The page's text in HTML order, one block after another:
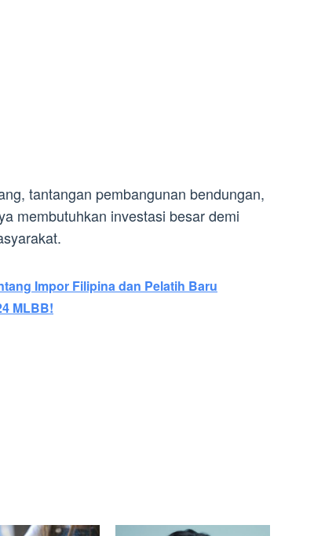
tantangan pembangunan bendungan,
membutuhkan investasi besar demi
Impor Filipina dan Pelatih Baru
MLBB!